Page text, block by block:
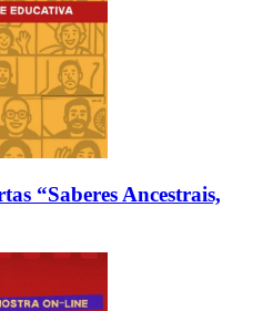
“Saberes Ancestrais,